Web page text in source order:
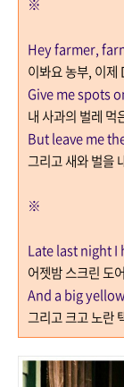
※
Hey farmer,
이봐요 농부, 이제
Give me spots
내 사과의 벌레 먹
But leave me
그리고 새와 벌을
※
Late last night
어젯밤 스크린 도
And a big
그리고 크고 노란